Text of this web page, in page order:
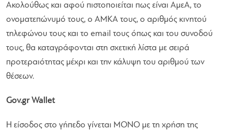
Ακολούθως και αφού πιστοποιείται πως είναι ΑμεΑ, το
ονοματεπώνυμό τους, ο ΑΜΚΑ τους, ο αριθμός κινητού
τηλεφώνου τους και το email τους όπως και του συνοδού
τους, θα καταγράφονται στη σχετική λίστα με σειρά
προτεραιότητας μέχρι και την κάλυψη του αριθμού των
θέσεων.
Gov.gr Wallet
H είσοδος στο γήπεδο γίνεται ΜΟΝΟ με τη χρήση της